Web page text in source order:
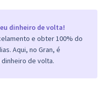
dinheiro de volta!
e obter 100% do
Aqui, no Gran, é
de volta.